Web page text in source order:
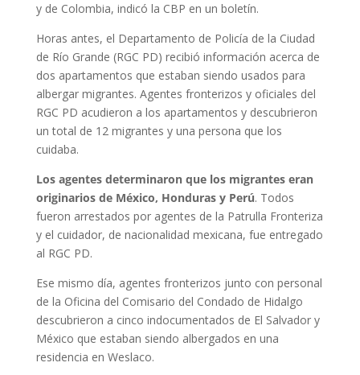
y de Colombia, indicó la CBP en un boletín.
Horas antes, el Departamento de Policía de la Ciudad
de Río Grande (RGC PD) recibió información acerca de
dos apartamentos que estaban siendo usados para
albergar migrantes. Agentes fronterizos y oficiales del
RGC PD acudieron a los apartamentos y descubrieron
un total de 12 migrantes y una persona que los
cuidaba.
Los agentes determinaron que los migrantes eran
originarios de México, Honduras y Perú. Todos
fueron arrestados por agentes de la Patrulla Fronteriza
y el cuidador, de nacionalidad mexicana, fue entregado
al RGC PD.
Ese mismo día, agentes fronterizos junto con personal
de la Oficina del Comisario del Condado de Hidalgo
descubrieron a cinco indocumentados de El Salvador y
México que estaban siendo albergados en una
residencia en Weslaco.